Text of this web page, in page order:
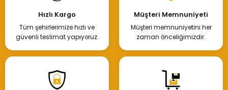
Hızlı Kargo
Tüm şehirlerimize hızlı ve
güvenli teslimat yapıyoruz.
Müşteri Memnuniyeti
Müşteri memnuniyetini her
zaman önceliğimizdir.